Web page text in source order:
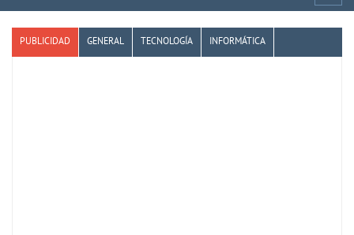
PUBLICIDAD GENERAL TECNOLOGÍA INFORMÁTICA